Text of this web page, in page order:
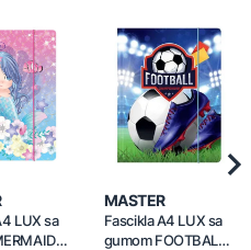
LUX sa
MASTER
Fascikla A4 LUX sa
gumom FOOTBALL